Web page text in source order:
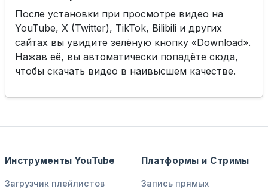
После установки при просмотре видео на
YouTube, X (Twitter), TikTok, Bilibili и других
сайтах вы увидите зелёную кнопку «Download».
Нажав её, вы автоматически попадёте сюда,
чтобы скачать видео в наивысшем качестве.
Инструменты YouTube
Загрузчик плейлистов
Платформы и Стримы
Запись прямых